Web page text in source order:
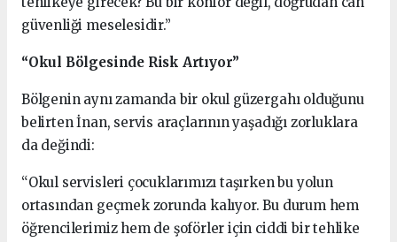
güvenliği meselesidir.”
“Okul Bölgesinde Risk Artıyor”
Bölgenin aynı zamanda bir okul güzergahı olduğunu
belirten İnan, servis araçlarının yaşadığı zorluklara
da değindi:
“Okul servisleri çocuklarımızı taşırken bu yolun
ortasından geçmek zorunda kalıyor. Bu durum hem
öğrencilerimiz hem de şoförler için ciddi bir tehlike